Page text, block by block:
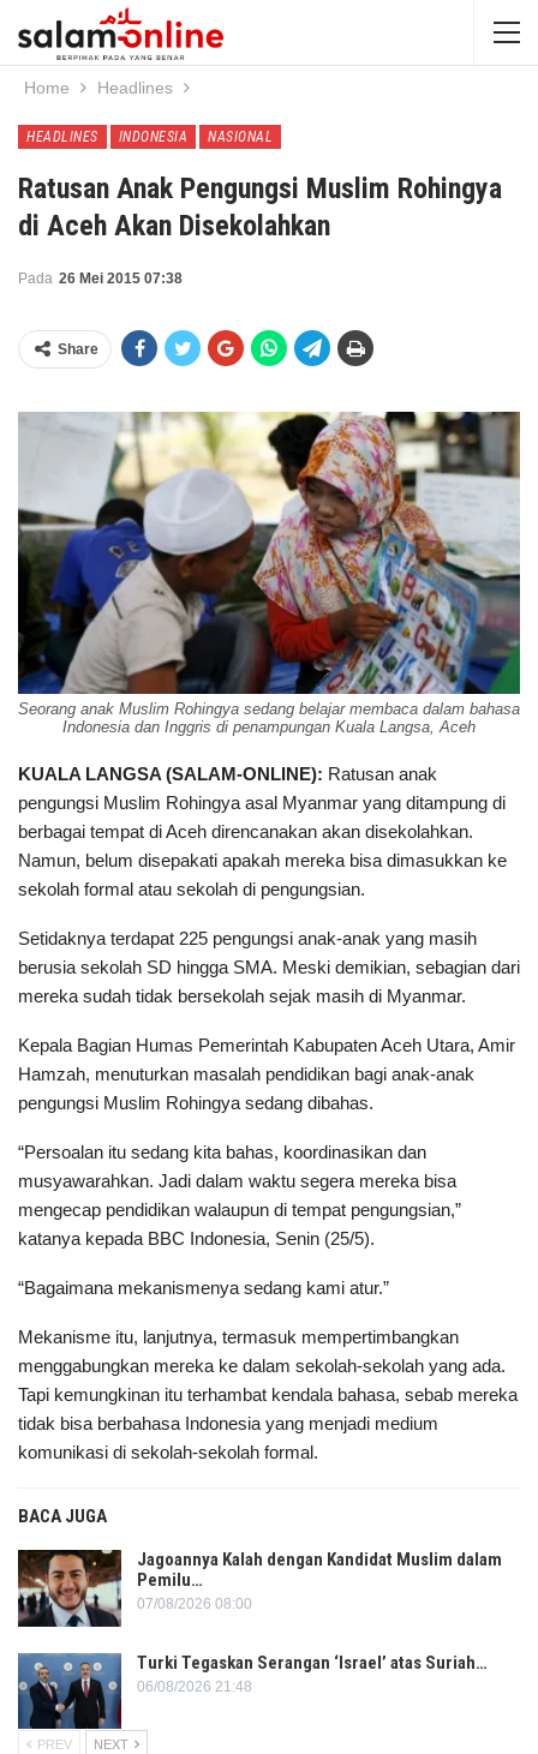
Home Headlines
HEADLINES INDONESIA NASIONAL
Ratusan Anak Pengungsi Muslim Rohingya
di Aceh Akan Disekolahkan
Pada 26 Mei 2015 07:38
Share
Seorang anak Muslim Rohingya sedang belajar membaca dalam bahasa
Indonesia dan Inggris di penampungan Kuala Langsa, Aceh
KUALA LANGSA (SALAM-ONLINE): Ratusan anak
pengungsi Muslim Rohingya asal Myanmar yang ditampung di
berbagai tempat di Aceh direncanakan akan disekolahkan.
Namun, belum disepakati apakah mereka bisa dimasukkan ke
sekolah formal atau sekolah di pengungsian.
Setidaknya terdapat 225 pengungsi anak-anak yang masih
berusia sekolah SD hingga SMA. Meski demikian, sebagian dari
mereka sudah tidak bersekolah sejak masih di Myanmar.
Kepala Bagian Humas Pemerintah Kabupaten Aceh Utara, Amir
Hamzah, menuturkan masalah pendidikan bagi anak-anak
pengungsi Muslim Rohingya sedang dibahas.
“Persoalan itu sedang kita bahas, koordinasikan dan
musyawarahkan. Jadi dalam waktu segera mereka bisa
mengecap pendidikan walaupun di tempat pengungsian,”
katanya kepada BBC Indonesia, Senin (25/5).
“Bagaimana mekanismenya sedang kami atur.”
Mekanisme itu, lanjutnya, termasuk mempertimbangkan
menggabungkan mereka ke dalam sekolah-sekolah yang ada.
Tapi kemungkinan itu terhambat kendala bahasa, sebab mereka
tidak bisa berbahasa Indonesia yang menjadi medium
komunikasi di sekolah-sekolah formal.
BACA JUGA
Jagoannya Kalah dengan Kandidat Muslim dalam
Pemilu…
07/08/2026 08:00
Turki Tegaskan Serangan ‘Israel’ atas Suriah…
06/08/2026 21:48
PREV NEXT